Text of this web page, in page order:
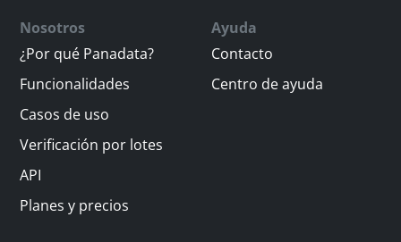
Nosotros
¿Por qué Panadata?
Funcionalidades
Casos de uso
Verificación por lotes
API
Planes y precios
Ayuda
Contacto
Centro de ayuda